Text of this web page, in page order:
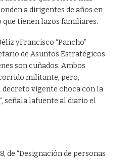
a dirigentes de años en
tienen lazos familiares.
yFrancisco “Pancho”
de Asuntos Estratégicos
son cuñados. Ambos
militante, pero,
decreto vigente choca con la
señala lafuente al diario el
de “Designación de personas